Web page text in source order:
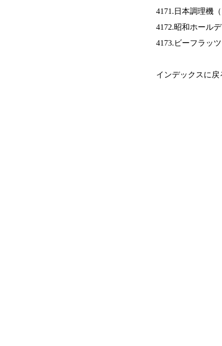
4171.日本調理機（
4172.昭和ホール
4173.ビーフラッ
インデックスに戻